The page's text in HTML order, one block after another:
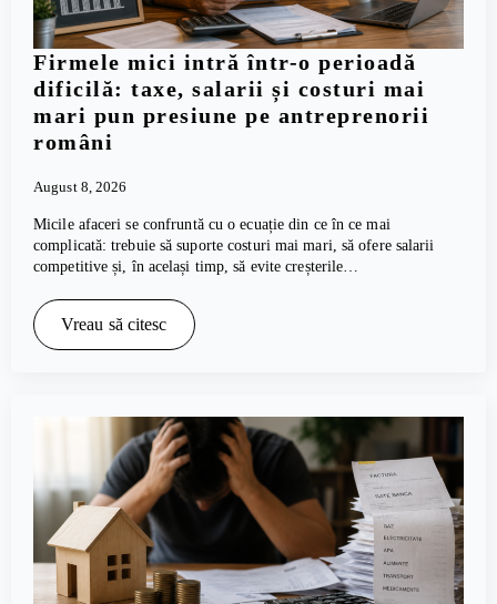
Firmele mici intră într-o perioadă
dificilă: taxe, salarii și costuri mai
mari pun presiune pe antreprenorii
români
August 8, 2026
Micile afaceri se confruntă cu o ecuație din ce în ce mai
complicată: trebuie să suporte costuri mai mari, să ofere salarii
competitive și, în același timp, să evite creșterile…
Vreau să citesc